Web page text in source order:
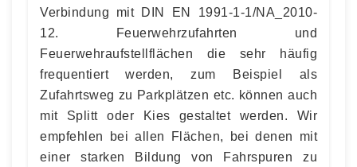
Verbindung mit DIN EN 1991-1-1/NA_2010-
12. Feuerwehrzufahrten und
Feuerwehraufstellflächen die sehr häufig
frequentiert werden, zum Beispiel als
Zufahrtsweg zu Parkplätzen etc. können auch
mit Splitt oder Kies gestaltet werden. Wir
empfehlen bei allen Flächen, bei denen mit
einer starken Bildung von Fahrspuren zu